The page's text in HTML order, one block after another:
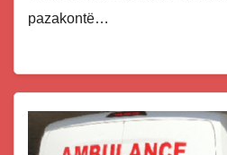
pazakontë…